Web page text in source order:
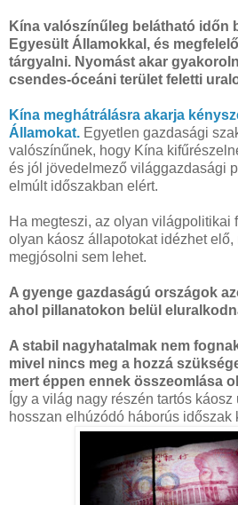
Kína valószínűleg belátható időn
Egyesült Államokkal, és
tárgyalni. Nyomást akar
csendes-óceáni terület feletti
Kína meghátrálásra akarja
Államokat. Egyetlen gazdasági
valószínűnek, hogy Kína
és jól jövedelmező világgazdasági
elmúlt időszakban elért.
Ha megteszi, az olyan világpolitikai
olyan káosz állapotokat idézhet elő,
megjósolni sem lehet.
A gyenge gazdaságú országok
ahol pillanatokon belül
A stabil nagyhatalmak nem
mivel nincs meg a hozzá
mert éppen ennek összeomlása
Így a világ nagy részén tartós
hosszan elhúzódó háborús időszak